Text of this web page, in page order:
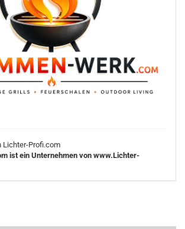
Lichter-Profi.com
ist ein Unternehmen von www.Lichter-